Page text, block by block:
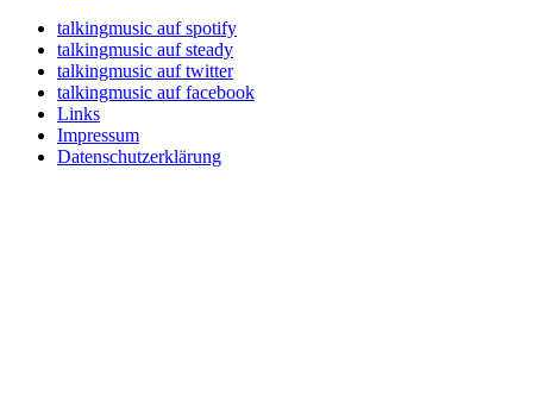
talkingmusic auf spotify
talkingmusic auf steady
talkingmusic auf twitter
talkingmusic auf facebook
Links
Impressum
Datenschutzerklärung